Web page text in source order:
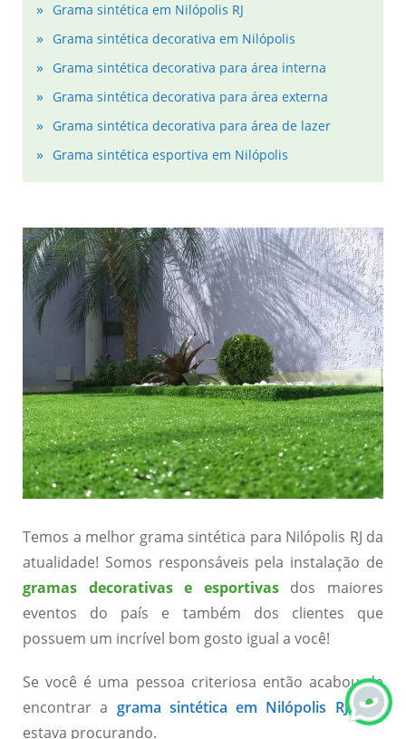
Grama sintética em Nilópolis RJ
Grama sintética decorativa em Nilópolis
Grama sintética decorativa para área interna
Grama sintética decorativa para área externa
Grama sintética decorativa para área de lazer
Grama sintética esportiva em Nilópolis
Temos a melhor grama sintética para Nilópolis RJ da
atualidade! Somos responsáveis pela instalação de
gramas decorativas e esportivasdos maiores
eventos do país e também dos clientes que
possuem um incrível bom gosto igual a você!
Se você é uma pessoa criteriosa então acabou de
encontrar a grama sintética em Nilópolis RJque
estava procurando.